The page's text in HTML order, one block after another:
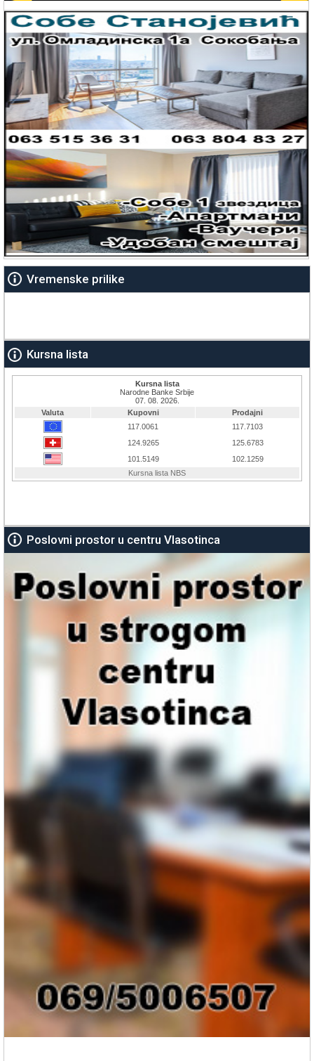
Vremenske prilike
Kursna lista
Poslovni prostor u centru Vlasotinca